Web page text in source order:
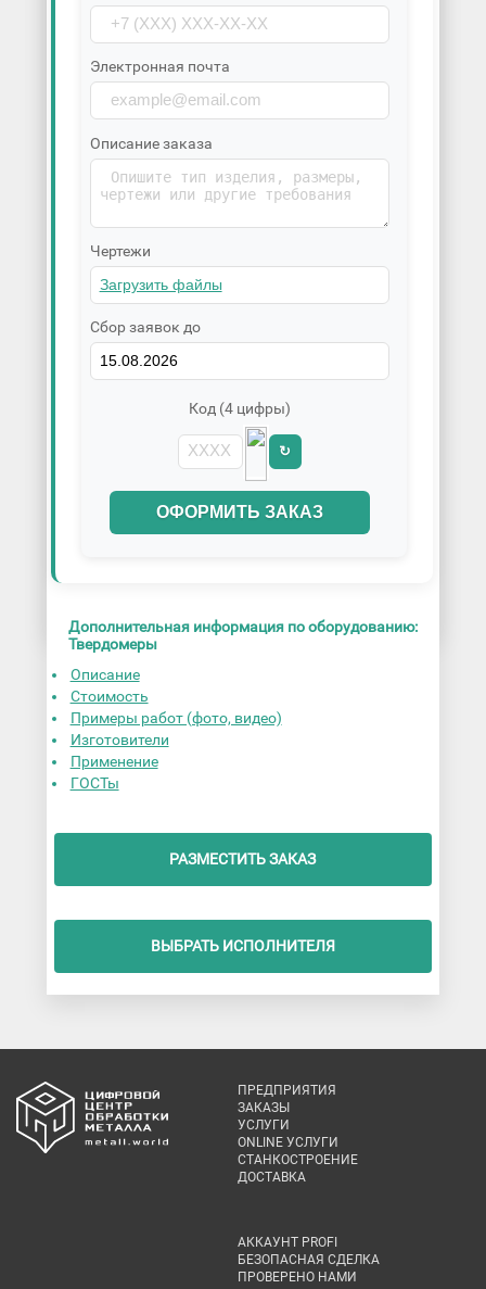
Электронная почта
Описание заказа
Чертежи
Сбор заявок до
Код (4 цифры)
↻
ОФОРМИТЬ ЗАКАЗ
Дополнительная информация по оборудованию:
Твердомеры
Описание
Стоимость
Примеры работ (фото, видео)
Изготовители
Применение
ГОСТы
РАЗМЕСТИТЬ ЗАКАЗ
ВЫБРАТЬ ИСПОЛНИТЕЛЯ
ПРЕДПРИЯТИЯ
ЗАКАЗЫ
УСЛУГИ
ONLINE УСЛУГИ
СТАНКОСТРОЕНИЕ
ДОСТАВКА
АККАУНТ PROFI
БЕЗОПАСНАЯ СДЕЛКА
ПРОВЕРЕНО НАМИ